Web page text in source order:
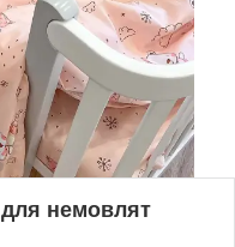
для немовлят